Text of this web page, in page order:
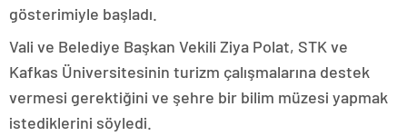
gösterimiyle başladı.
Vali ve Belediye Başkan Vekili Ziya Polat, STK ve
Kafkas Üniversitesinin turizm çalışmalarına destek
vermesi gerektiğini ve şehre bir bilim müzesi yapmak
istediklerini söyledi.